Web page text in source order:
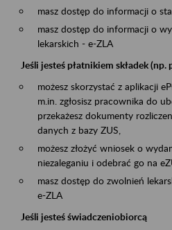
masz dostęp do informacji o
masz dostęp do informacji o
lekarskich - e-ZLA
Jeśli jesteś płatnikiem składek (np.
możesz skorzystać z aplikacji
m.in. zgłosisz pracownika do
przekażesz dokumenty
danych z bazy ZUS,
możesz złożyć wniosek o
niezaleganiu i odebrać go na
masz dostęp do zwolnień
e-ZLA
Jeśli jesteś świadczeniobiorcą